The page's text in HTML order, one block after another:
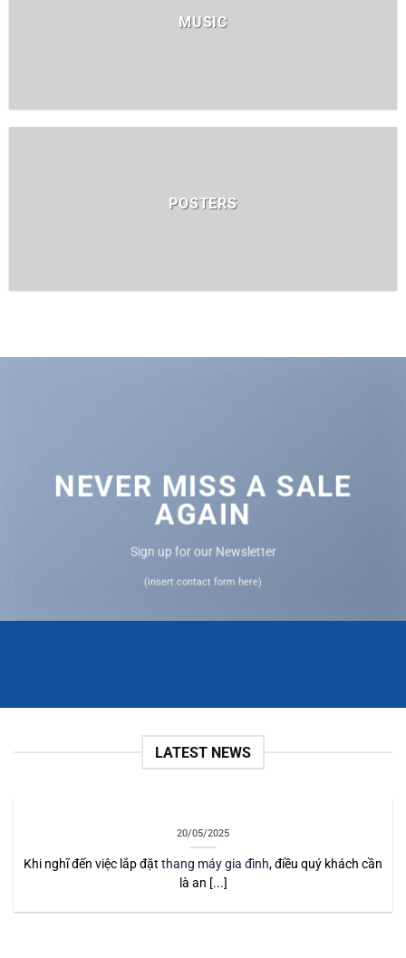
MUSIC
POSTERS
NEVER MISS A SALE
AGAIN
Sign up for our Newsletter
(insert contact form here)
LATEST NEWS
20/05/2025
Khi nghĩ đến việc lắp đặt thang máy gia đình, điều quý khách cần
là an [...]